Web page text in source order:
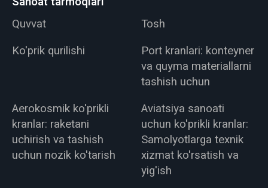
Quvvat
Tosh
Ko'prik qurilishi
Port kranlari: konteyner
va quyma materiallarni
tashish uchun
Aerokosmik ko'prikli
kranlar: raketani
uchirish va tashish
uchun nozik ko'tarish
Aviatsiya sanoati
uchun ko'prikli kranlar:
Samolyotlarga texnik
xizmat ko'rsatish va
yig'ish